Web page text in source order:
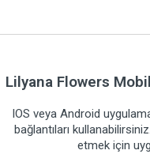
Lilyana Flowers
IOS veya Android
bağlantıları
etmek için